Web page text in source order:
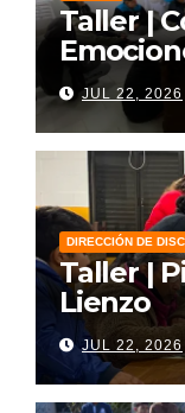
Taller |
JUL 22, 2026
DIRECCIÓN DE
Taller |
Lienzo
JUL 22, 2026